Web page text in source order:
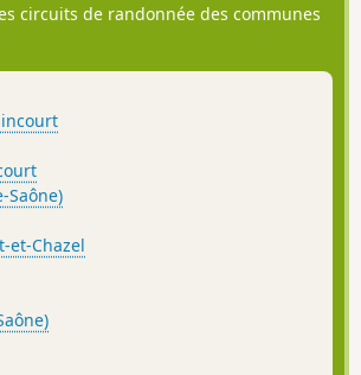
circuits de randonnée des communes
Saône)
et-Chazel